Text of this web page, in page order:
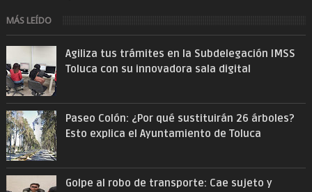
MÁS LEÍDO
Agiliza tus trámites en la Subdelegación IMSS
Toluca con su innovadora sala digital
Paseo Colón: ¿Por qué sustituirán 26 árboles?
Esto explica el Ayuntamiento de Toluca
Golpe al robo de transporte: Cae sujeto y